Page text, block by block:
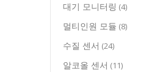
대기 모니터링 (4)
멀티인원 모듈 (8)
수질 센서 (24)
알코올 센서 (11)